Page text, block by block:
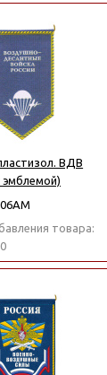
ВДВ
эмблемой)
товара: